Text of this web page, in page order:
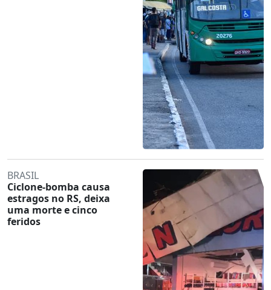
BRASIL
Ciclone-bomba causa
estragos no RS, deixa
uma morte e cinco
feridos